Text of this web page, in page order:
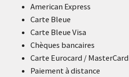
American Express
Carte Bleue
Carte Bleue Visa
Chèques bancaires
Carte Eurocard / MasterCard
Paiement à distance